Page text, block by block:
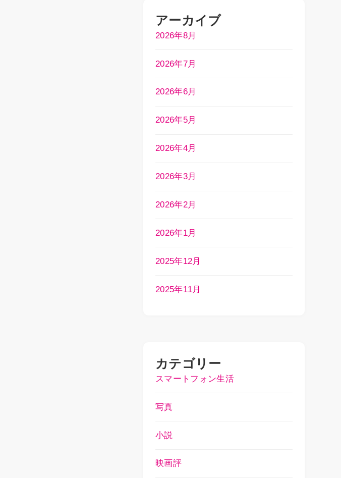
アーカイブ
2026年8月
2026年7月
2026年6月
2026年5月
2026年4月
2026年3月
2026年2月
2026年1月
2025年12月
2025年11月
カテゴリー
スマートフォン生活
写真
小説
映画評